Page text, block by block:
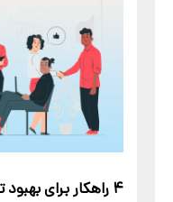
۴ راهکار برای بهبود تعاملات کار تیمی از راه دور